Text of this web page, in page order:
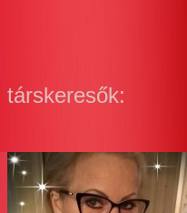
társkeresők: